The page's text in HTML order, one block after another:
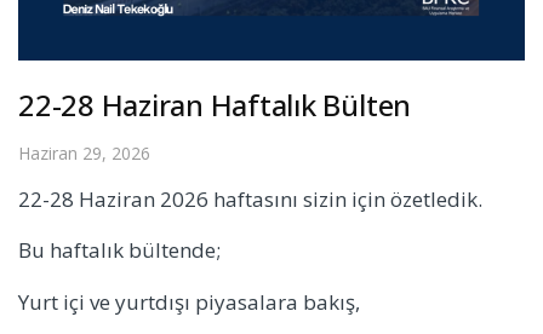
22-28 Haziran Haftalık Bülten
Haziran 29, 2026
22-28 Haziran 2026 haftasını sizin için özetledik.
Bu haftalık bültende;
Yurt içi ve yurtdışı piyasalara bakış,